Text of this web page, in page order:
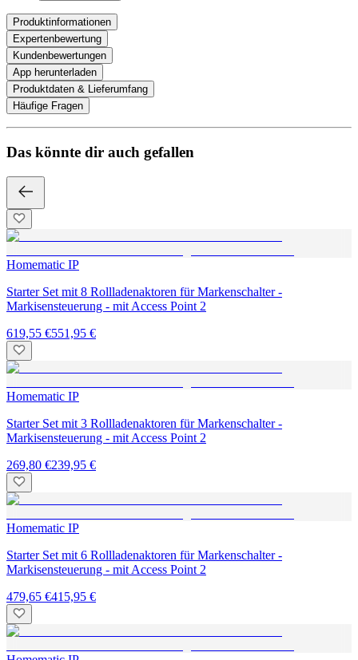
Produktinformationen
Expertenbewertung
Kundenbewertungen
App herunterladen
Produktdaten & Lieferumfang
Häufige Fragen
Das könnte dir auch gefallen
Homematic IP
Starter Set mit 8 Rollladenaktoren für Markenschalter -
Markisensteuerung - mit Access Point 2
619,55 €551,95 €
Homematic IP
Starter Set mit 3 Rollladenaktoren für Markenschalter -
Markisensteuerung - mit Access Point 2
269,80 €239,95 €
Homematic IP
Starter Set mit 6 Rollladenaktoren für Markenschalter -
Markisensteuerung - mit Access Point 2
479,65 €415,95 €